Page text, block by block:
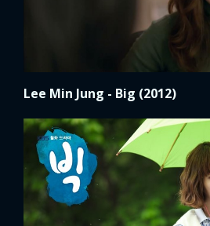
Lee Min Jung - Big (2012)